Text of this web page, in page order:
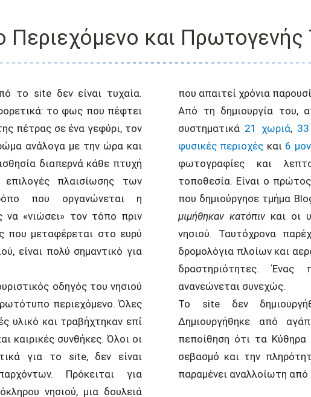
και Πρωτογενής
το site δεν είναι τυχαία.
το φως που πέφτει
πέτρας σε ένα γεφύρι, τον
ανάλογα με την ώρα και
διαπερνά κάθε πτυχή
πλαισίωσης των
που οργανώνεται η
«νιώσει» τον τόπο πριν
που μεταφέρεται στο ευρύ
είναι πολύ σημαντικό για
οδηγός του νησιού
περιεχόμενο. Όλες
υλικό και τραβήχτηκαν επί
καιρικές συνθήκες. Όλοι οι
για το site, δεν είναι
Πρόκειται για
νησιού, μια δουλειά
που απαιτεί χρόνια
Από τη δημιουργία του, από το 2007, το kithera.gr κάλυψε
συστηματικά 21 χωριά,
φυσικές περιοχές και 6
φωτογραφίες και
τοποθεσία. Είναι ο
που δημιούργησε τμήμα
μιμήθηκαν κατόπιν και οι
νησιού. Ταυτόχρονα
δρομολόγια πλοίων και
δραστηριότητες.
ανανεώνεται συνεχώς.
Το site δεν
Δημιουργήθηκε από
πεποίθηση ότι τα Κύθηρα
σεβασμό και την
παραμένει αναλλοίωτη